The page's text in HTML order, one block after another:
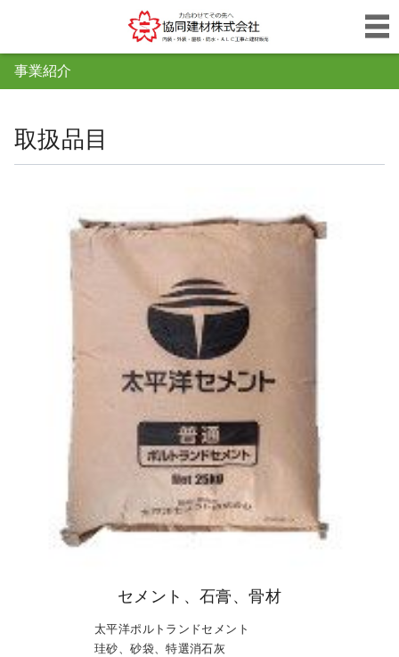
事業紹介
取扱品目
セメント、石膏、骨材
太平洋ポルトランドセメント
珪砂、砂袋、特選消石灰